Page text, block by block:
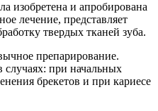
изобретена и апробирована
лечение, представляет
твердых тканей зуба.
препарирование.
случаях: при начальных
брекетов и при кариесе